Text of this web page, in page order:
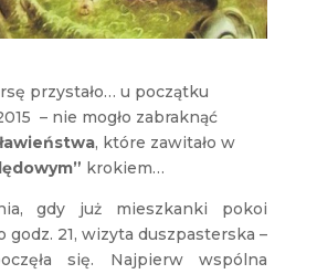
przystało… u początku
– nie mogło zabraknąć
, które zawitało w
krokiem…
gdy już mieszkanki pokoi
godz. 21, wizyta duszpasterska –
się. Najpierw wspólna